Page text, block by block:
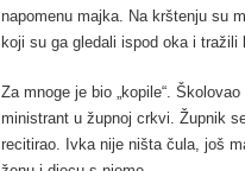
napomenu majka. Na krštenju su
koji su ga gledali ispod oka i
Za mnoge je bio „kopile“.
ministrant u župnoj crkvi. Župnik
recitirao. Ivka nije ništa čula, još